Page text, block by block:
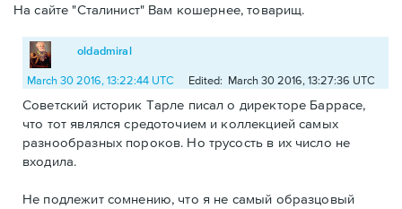
На сайте "Сталинист" Вам кошернее, товарищ.
oldadmiral
March 30 2016, 13:22:44 UTC Edited: March 30 2016, 13:27:36 UTC
Советский историк Тарле писал о директоре Баррасе,
что тот являлся средоточием и коллекцией самых
разнообразных пороков. Но трусость в их число не
входила.
Не подлежит сомнению, что я не самый образцовый